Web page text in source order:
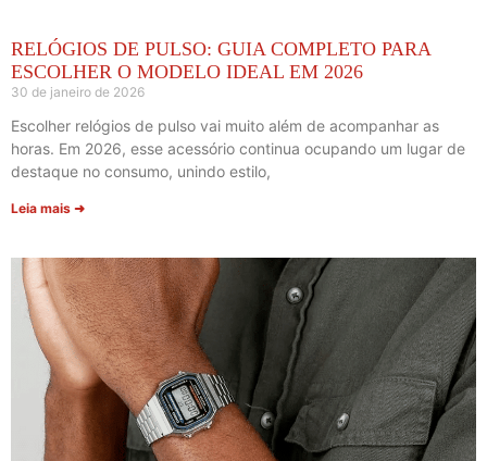
RELÓGIOS DE PULSO: GUIA COMPLETO PARA
ESCOLHER O MODELO IDEAL EM 2026
30 de janeiro de 2026
Escolher relógios de pulso vai muito além de acompanhar as
horas. Em 2026, esse acessório continua ocupando um lugar de
destaque no consumo, unindo estilo,
Leia mais ➜